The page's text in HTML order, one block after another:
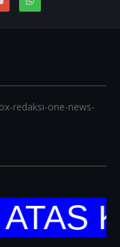
redaksi-one-news-